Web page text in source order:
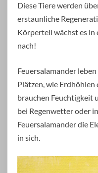
Diese Tiere werden
erstaunliche
Körperteil wächst es in
nach!
Feuersalamander
Plätzen, wie Erdhöhlen
brauchen Feuchtigkeit
bei Regenwetter oder
Feuersalamander die
in sich.